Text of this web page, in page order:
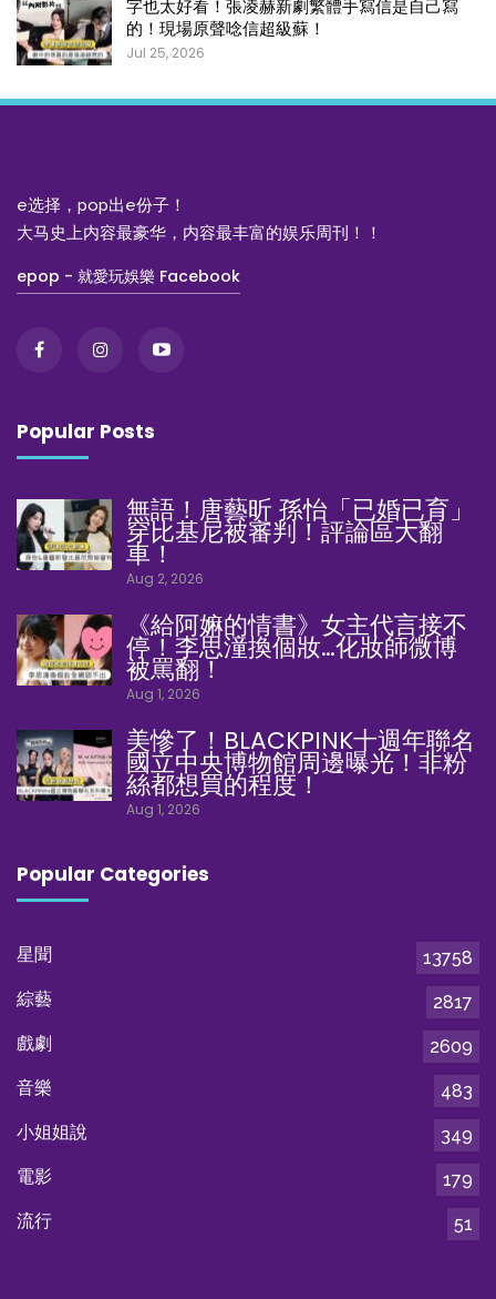
字也太好看！張凌赫新劇繁體手寫信是自己寫
的！現場原聲唸信超級蘇！
Jul 25, 2026
e选择，pop出e份子！
大马史上内容最豪华，内容最丰富的娱乐周刊！！
epop - 就愛玩娛樂 Facebook
Popular Posts
無語！唐藝昕 孫怡「已婚已育」
穿比基尼被審判！評論區大翻
車！
Aug 2, 2026
《給阿嫲的情書》女主代言接不
停！李思潼換個妝…化妝師微博
被罵翻！
Aug 1, 2026
美慘了！BLACKPINK十週年聯名
國立中央博物館周邊曝光！非粉
絲都想買的程度！
Aug 1, 2026
Popular Categories
星聞
13758
綜藝
2817
戲劇
2609
音樂
483
小姐姐說
349
電影
179
流行
51